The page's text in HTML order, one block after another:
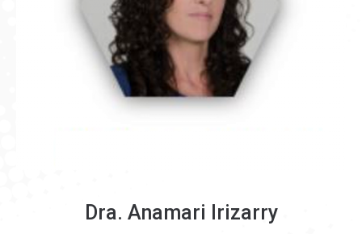
Dra. Anamari Irizarry